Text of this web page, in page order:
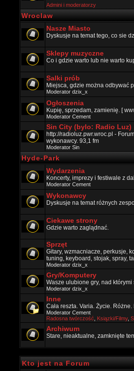
Admini i moderatorzy
Wroclaw
Nasze Miasto
Dyskusje na temat tego, co sie
Sklepy muzyczne
Co i gdzie warto lub nie warto
Salki prób
Miejsca, gdzie można odbywać
Moderator dzix_x
Ogłoszenia
Kupię, sprzedam, zamienię. [
Moderator Cement
Sin City (bylo: Radio Luz)
http://radioluz.pwr.wroc.pl -
wykonawcy. 93,1 fm
Moderator Sin
Hyde-Park
Wydarzenia
Koncerty, imprezy i festiwale z
Moderator Cement
Wykonawcy
Dyskusje na temat różnych
Ciekawe strony
Gdzie warto zaglądnać.
Sprzęt
Gitary, wzmacniacze, perkusje,
tuning, keyboard, stojak, spray,
Moderator dzix_x
Gry/Komputery
Wasze ulubione gry, nad
Moderator dzix_x
Inne
Cała reszta. Varia. Życie.
Moderator Cement
Radosna twórczość
Ksiązki/Filmy,
Archiwum
Stare, nieaktualne, zamknięte
Kto jest na Forum